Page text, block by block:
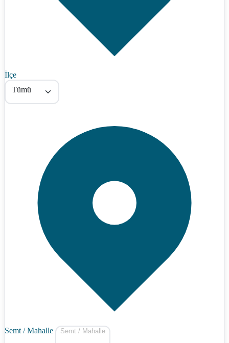
İlçe
Tümü
Semt / Mahalle Semt / Mahalle